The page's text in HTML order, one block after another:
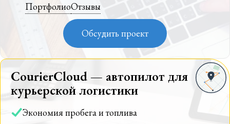
ПортфолиоОтзывы
Обсудить проект
CourierCloud — автопилот для
курьерской логистики
Экономия пробега и топлива